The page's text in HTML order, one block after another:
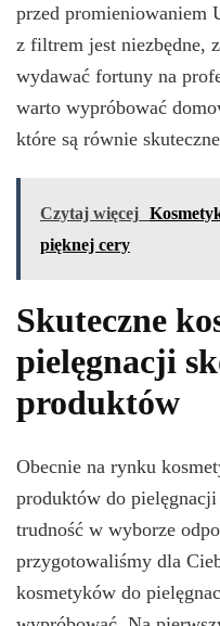
przed promieniowaniem
z filtrem jest niezbędne,
wydawać fortuny na
warto wypróbować
które są równie
Czytaj więcej
pięknej cery
Skuteczne
pielęgnacji
produktów
Obecnie na rynku
produktów do
trudność w wyborze
przygotowaliśmy dla
kosmetyków do